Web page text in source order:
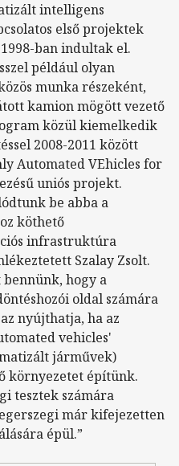
intelligens
első projektek
ban indultak el.
például olyan
munka részeként,
kamion mögött vezető
közül kiemelkedik
2008-2011 között
Automated VEhicles for
uniós projekt.
be abba a
köthető
infrastruktúra
Szalay Zsolt.
hogy a
oldal számára
nyújthatja, ha az
vehicles'
járművek)
környezetet építünk.
tesztek számára
már kifejezetten
épül.”